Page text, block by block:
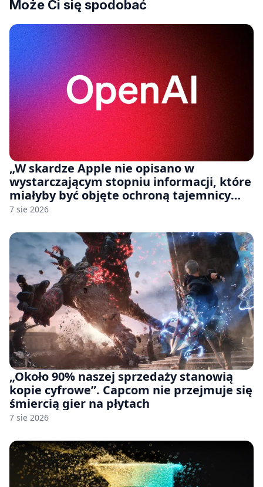
Może Ci się spodobać
„W skardze Apple nie opisano w
wystarczającym stopniu informacji, które
miałyby być objęte ochroną tajemnicy
handlowej”. OpenAI żąda odrzucenia
7 sie 2026
„Około 90% naszej sprzedaży stanowią
kopie cyfrowe”. Capcom nie przejmuje się
śmiercią gier na płytach
7 sie 2026